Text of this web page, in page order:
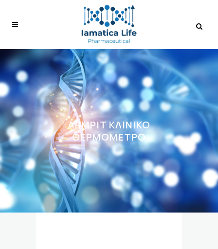
ARMPIT ΚΛΙΝΙΚΌ
ΘΕΡΜΌΜΕΤΡΟ